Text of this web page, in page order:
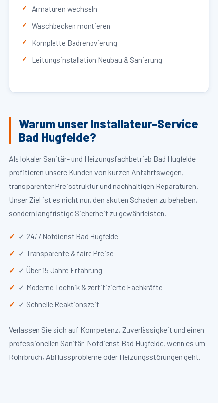
Armaturen wechseln
Waschbecken montieren
Komplette Badrenovierung
Leitungsinstallation Neubau & Sanierung
Warum unser Installateur-Service
Bad Hugfelde?
Als lokaler Sanitär- und Heizungsfachbetrieb Bad Hugfelde
profitieren unsere Kunden von kurzen Anfahrtswegen,
transparenter Preisstruktur und nachhaltigen Reparaturen.
Unser Ziel ist es nicht nur, den akuten Schaden zu beheben,
sondern langfristige Sicherheit zu gewährleisten.
✓ 24/7 Notdienst Bad Hugfelde
✓ Transparente & faire Preise
✓ Über 15 Jahre Erfahrung
✓ Moderne Technik & zertifizierte Fachkräfte
✓ Schnelle Reaktionszeit
Verlassen Sie sich auf Kompetenz, Zuverlässigkeit und einen
professionellen Sanitär-Notdienst Bad Hugfelde, wenn es um
Rohrbruch, Abflussprobleme oder Heizungsstörungen geht.